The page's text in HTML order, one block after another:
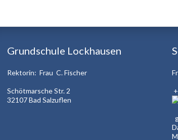
Grundschule Lockhausen
Rektorin: Frau C. Fischer
Schötmarsche Str. 2
32107 Bad Salzuflen